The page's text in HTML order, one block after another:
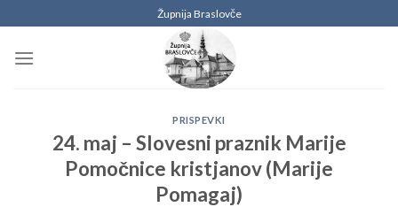
na
vsebino
Župnija Braslovče
PRISPEVKI
24. maj – Slovesni praznik Marije
Pomočnice kristjanov (Marije
Pomagaj)